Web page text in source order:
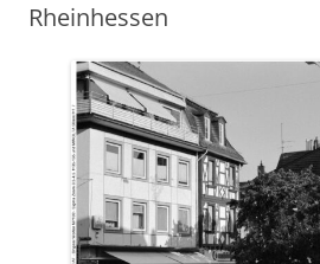
Rheinhessen